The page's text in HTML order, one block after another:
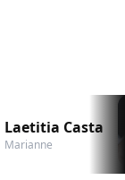
Laetitia Casta
Marianne